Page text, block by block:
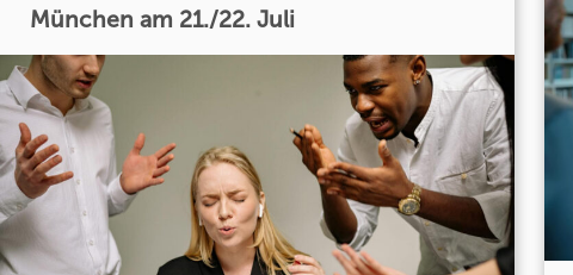
München am 21./22. Juli